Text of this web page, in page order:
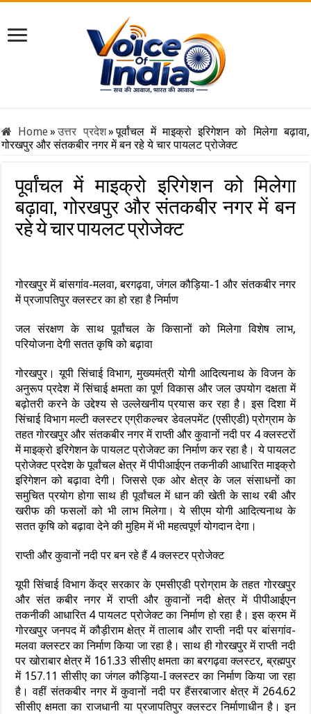
Home» उत्तर प्रदेश»पूर्वांचल में माइक्रो इरिगेशन को मिलेगा बढ़ावा,
गोरखपुर और संतकबीर नगर में बन रहे ये चार पायलट प्रोजेक्ट
पूर्वांचल में माइक्रो इरिगेशन को मिलेगा
बढ़ावा, गोरखपुर और संतकबीर नगर में बन
रहे ये चार पायलट प्रोजेक्ट
गोरखपुर में बांसगांव-मलवा, बरगढ़वा, जंगल कौड़िया-1 और संतकबीर नगर
में प्रजापतिपुर क्लस्टर का हो रहा है निर्माण
जल संरक्षण के साथ पूर्वांचल के किसानों को मिलेगा विशेष लाभ,
परियोजना देगी सतत कृषि को बढ़ावा
गोरखपुर। यूपी सिंचाई विभाग, मुख्यमंत्री योगी आदित्यनाथ के विजन के
अनुरूप प्रदेश में सिंचाई क्षमता का पूर्ण विकास और जल उपयोग दक्षता में
बढ़ोतरी करने के उद्देश्य से उल्लेखनीय प्रयास कर रहा है। इस दिशा में
सिंचाई विभाग मल्टी क्लस्टर एग्रीकल्चर डेवलपमेंट (एसीएडी) प्रोग्राम के
तहत गोरखपुर और संतकबीर नगर में राप्ती और कुवानों नदी पर 4 क्लस्टरों
में माइक्रो इरिगेशन के पायलट प्रोजेक्ट का निर्माण कर रहा है। ये पायलट
प्रोजेक्ट प्रदेश के पूर्वांचल क्षेत्र में पीपीआईएन तकनीकी आधारित माइक्रो
इरिगेशन को बढ़ावा देगी। जिससे एक ओर क्षेत्र के जल संसाधनों का
समुचित प्रयोग होगा साथ ही पूर्वांचल में धान की खेती के साथ रबी और
खरीफ की फसलों को भी लाभ मिलेगा। ये सीएम योगी आदित्यनाथ के
सतत कृषि को बढ़ावा देने की मुहिम में भी महत्वपूर्ण योगदान देगा।
राप्ती और कुवानों नदी पर बन रहे हैं 4 क्लस्टर प्रोजेक्ट
यूपी सिंचाई विभाग केंद्र सरकार के एमसीएडी प्रोग्राम के तहत गोरखपुर
और संत कबीर नगर में राप्ती और कुवानों नदी क्षेत्र में पीपीआईएन
तकनीकी आधारित 4 पायलट प्रोजेक्ट का निर्माण हो रहा है। इस क्रम में
गोरखपुर जनपद में कौड़ीराम क्षेत्र में तालाब और राप्ती नदी पर बांसगांव-
मलवा क्लस्टर का निर्माण किया जा रहा है। साथ ही गोरखपुर में राप्ती नदी
पर खोराबार क्षेत्र में 161.33 सीसीए क्षमता का बरगढ़वा क्लस्टर, ब्रह्मपुर
में 157.11 सीसीए का जंगल कौड़िया-I क्लस्टर का निर्माण किया जा रहा
है। वहीं संतकबीर नगर में कुवानों नदी पर हैंसरबाजार क्षेत्र में 264.62
सीसीए क्षमता का राजधानी या प्रजापतिपुर क्लस्टर निर्माणाधीन है। इन